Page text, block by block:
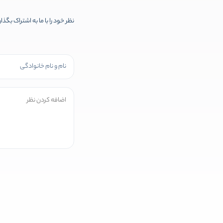
نظر خود را با ما به اشتراک